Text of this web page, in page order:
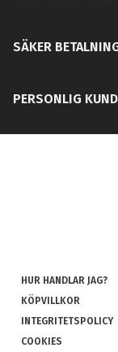
SÄKER
PERSONLIG
HUR HANDLAR JAG?
KÖPVILLKOR
INTEGRITETSPOLICY
COOKIES